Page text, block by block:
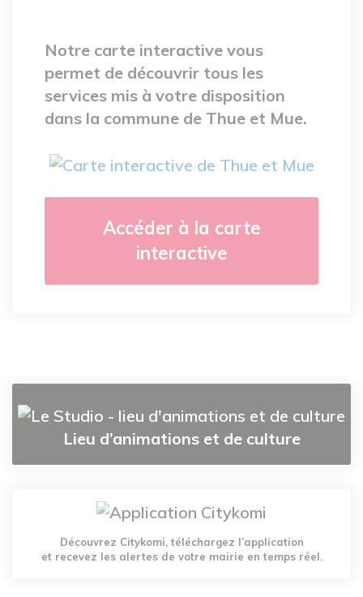
Notre carte interactive vous
permet de découvrir tous les
services mis à votre disposition
dans la commune de Thue et Mue.
Accéder à la carte
interactive
Lieu d’animations et de culture
Découvrez Citykomi, téléchargez l’application
et recevez les alertes de votre mairie en temps réel.